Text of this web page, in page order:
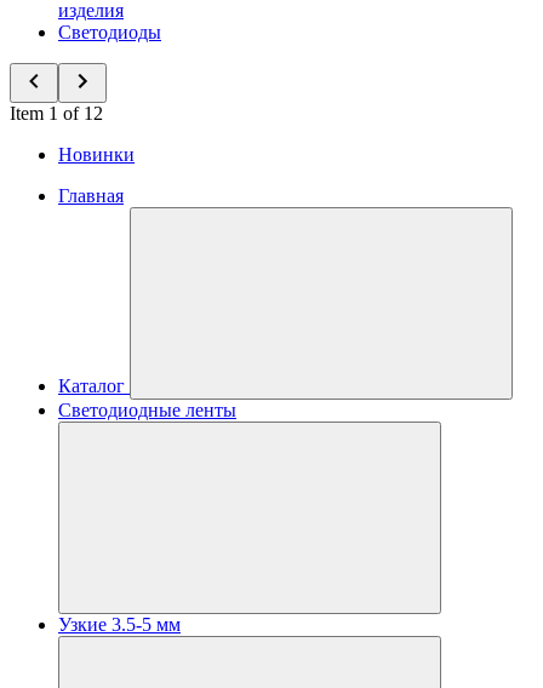
изделия
Светодиоды
Item 1 of 12
Новинки
Главная
Каталог
Светодиодные ленты
Узкие 3.5-5 мм